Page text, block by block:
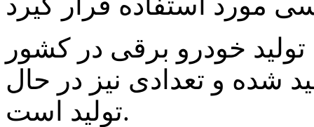
خودرو برقی در کشور
شده و تعدادی نیز در حال
تولید است.